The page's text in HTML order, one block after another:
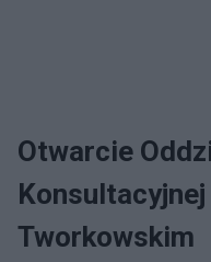
Otwarcie
Tworkowskim